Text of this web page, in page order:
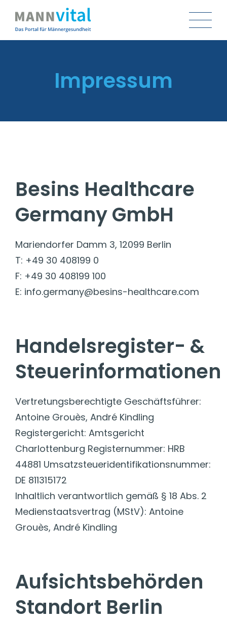
zum
Inhalt
Impressum
Besins Healthcare
Germany GmbH
Mariendorfer Damm 3, 12099 Berlin
T: +49 30 408199 0
F: +49 30 408199 100
E: info.germany@besins-healthcare.com
Handelsregister- &
Steuerinformationen
Vertretungsberechtigte Geschäftsführer:
Antoine Grouès, André Kindling
Registergericht: Amtsgericht
Charlottenburg Registernummer: HRB
44881 Umsatzsteueridentifikationsnummer:
DE 811315172
Inhaltlich verantwortlich gemäß § 18 Abs. 2
Medienstaatsvertrag (MStV): Antoine
Grouès, André Kindling
Aufsichtsbehörden
Standort Berlin